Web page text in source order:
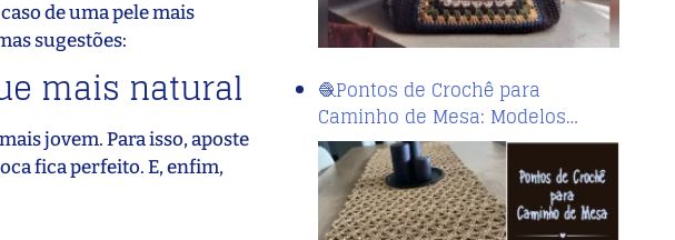
de uma pele mais
sugestões:
mais natural
jovem. Para isso, aposte
fica perfeito. E, enfim,
🧶Pontos de Crochê para
Caminho de Mesa: Modelos…